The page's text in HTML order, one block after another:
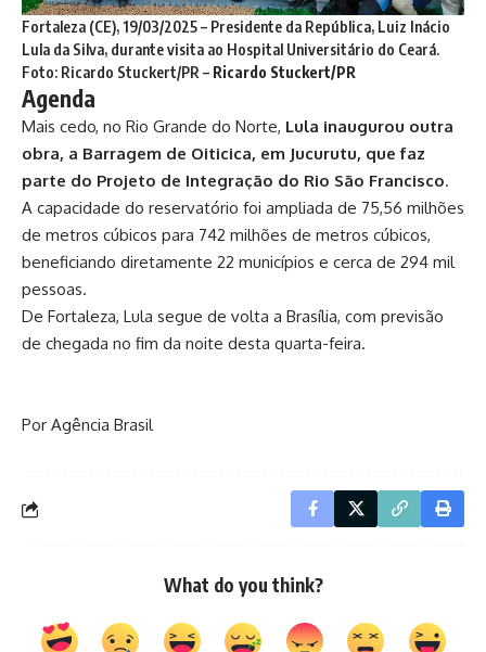
Fortaleza (CE), 19/03/2025 – Presidente da República, Luiz Inácio
Lula da Silva, durante visita ao Hospital Universitário do Ceará.
Foto: Ricardo Stuckert/PR – Ricardo Stuckert/PR
Agenda
Mais cedo, no Rio Grande do Norte, Lula inaugurou outra
obra, a Barragem de Oiticica, em Jucurutu, que faz
parte do Projeto de Integração do Rio São Francisco.
A capacidade do reservatório foi ampliada de 75,56 milhões
de metros cúbicos para 742 milhões de metros cúbicos,
beneficiando diretamente 22 municípios e cerca de 294 mil
pessoas.
De Fortaleza, Lula segue de volta a Brasília, com previsão
de chegada no fim da noite desta quarta-feira.
Por Agência Brasil
What do you think?